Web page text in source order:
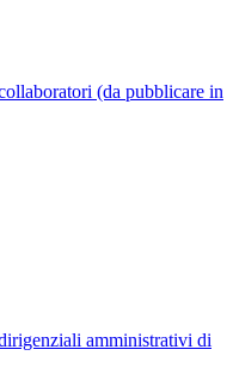
(da pubblicare in
amministrativi di